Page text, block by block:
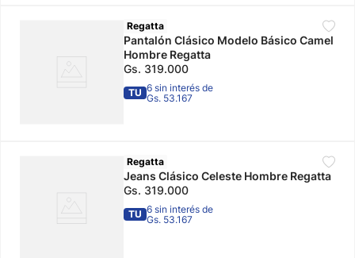
Regatta
Pantalón Clásico Modelo Básico Camel
Hombre Regatta
Gs. 319.000
TU 6 sin interés de
Gs. 53.167
Regatta
Jeans Clásico Celeste Hombre Regatta
Gs. 319.000
TU 6 sin interés de
Gs. 53.167